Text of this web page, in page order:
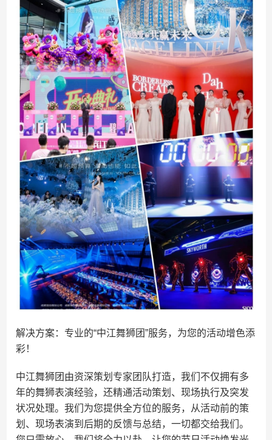
解决方案：专业的“中江舞狮团”服务，为您的活动增色添
彩！
中江舞狮团由资深策划专家团队打造，我们不仅拥有多
年的舞狮表演经验，还精通活动策划、现场执行及突发
状况处理。我们为您提供全方位的服务，从活动前的策
划、现场表演到后期的反馈与总结，一切都交给我们。